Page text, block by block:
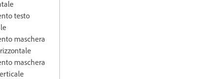
testo
maschera
maschera